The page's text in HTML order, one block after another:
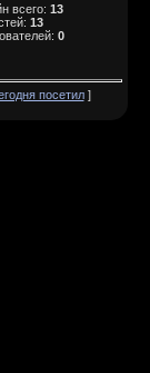
всего: 13
13
0
посетил]